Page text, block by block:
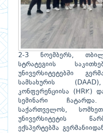
2-3 ნოემბერს,
სტრატეგიის
უნივერსიტეტებში
სამსახურის
კონფერენციისა (HRK)
სემინარი
საქართველოს,
უნივერსიტეტის
ექსპერტებმა